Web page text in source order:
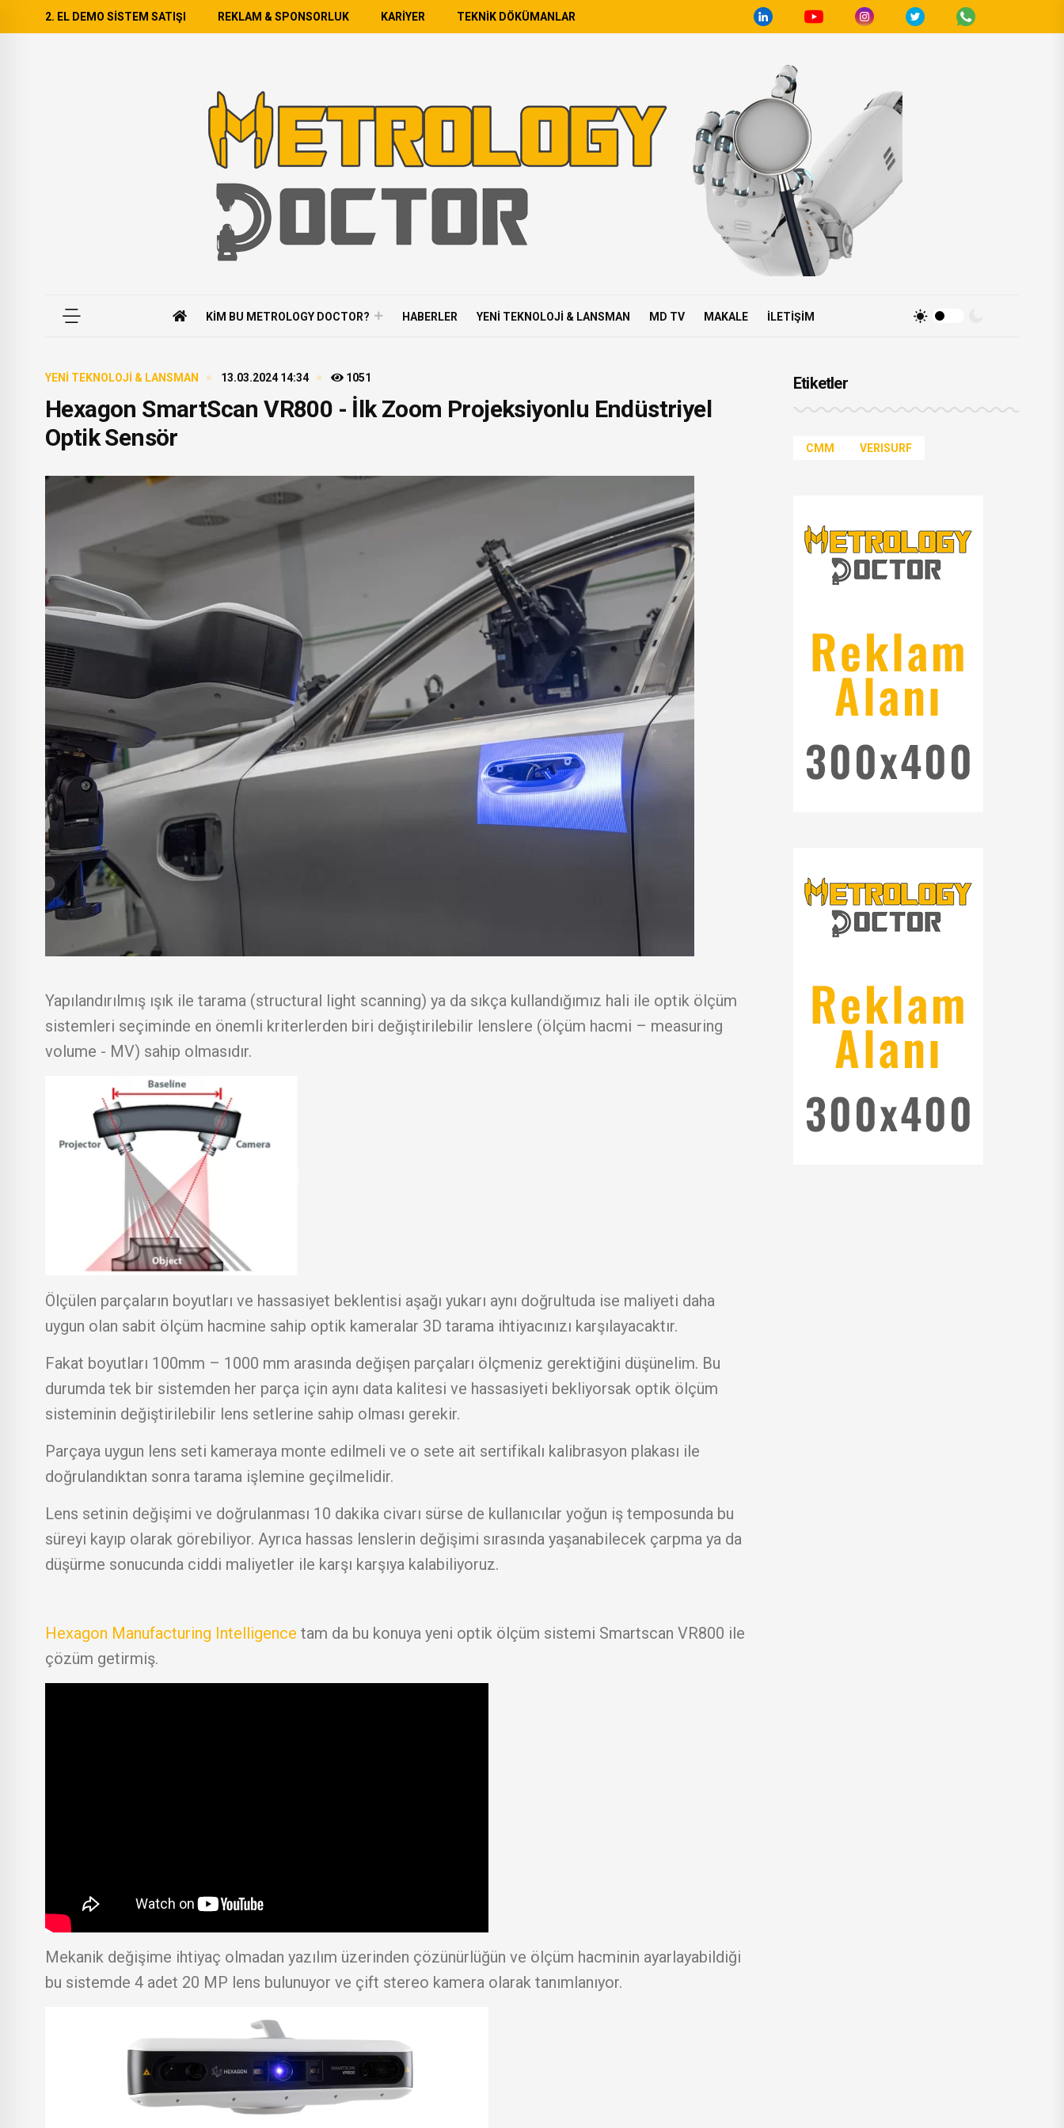
2. EL DEMO SISTEM SATIŞI REKLAM & SPONSORLUK KARIYER TEKNIK DÖKÜMANLAR
KIM BU METROLOGY DOCTOR? HABERLER YENI TEKNOLOJI & LANSMAN MD TV MAKALE İLETIŞIM
YENI TEKNOLOJI & LANSMAN 13.03.2024 14:34 1051
Hexagon SmartScan VR800 - İlk Zoom Projeksiyonlu Endüstriyel
Optik Sensör
Yapılandırılmış ışık ile tarama (structural light scanning) ya da sıkça kullandığımız hali ile optik ölçüm
sistemleri seçiminde en önemli kriterlerden biri değiştirilebilir lenslere (ölçüm hacmi – measuring
volume - MV) sahip olmasıdır.
Ölçülen parçaların boyutları ve hassasiyet beklentisi aşağı yukarı aynı doğrultuda ise maliyeti daha
uygun olan sabit ölçüm hacmine sahip optik kameralar 3D tarama ihtiyacınızı karşılayacaktır.
Fakat boyutları 100mm – 1000 mm arasında değişen parçaları ölçmeniz gerektiğini düşünelim. Bu
durumda tek bir sistemden her parça için aynı data kalitesi ve hassasiyeti bekliyorsak optik ölçüm
sisteminin değiştirilebilir lens setlerine sahip olması gerekir.
Parçaya uygun lens seti kameraya monte edilmeli ve o sete ait sertifikalı kalibrasyon plakası ile
doğrulandıktan sonra tarama işlemine geçilmelidir.
Lens setinin değişimi ve doğrulanması 10 dakika civarı sürse de kullanıcılar yoğun iş temposunda bu
süreyi kayıp olarak görebiliyor. Ayrıca hassas lenslerin değişimi sırasında yaşanabilecek çarpma ya da
düşürme sonucunda ciddi maliyetler ile karşı karşıya kalabiliyoruz.
Hexagon Manufacturing Intelligence tam da bu konuya yeni optik ölçüm sistemi Smartscan VR800 ile
çözüm getirmiş.
Mekanik değişime ihtiyaç olmadan yazılım üzerinden çözünürlüğün ve ölçüm hacminin ayarlayabildiği
bu sistemde 4 adet 20 MP lens bulunuyor ve çift stereo kamera olarak tanımlanıyor.
Etiketler
CMM VERISURF